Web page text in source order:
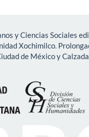
y Ciencias Sociales
Xochimilco.
de México y